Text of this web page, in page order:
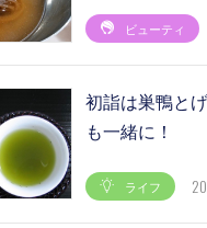
ビューティ
初詣は巣鴨と
も一緒に！
ライフ